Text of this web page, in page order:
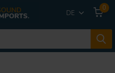
DE
0